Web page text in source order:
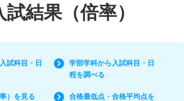
結果（倍率）
試科目・日
学部学科から入試科目・日
程を調べる
）を見る
合格最低点・合格平均点を